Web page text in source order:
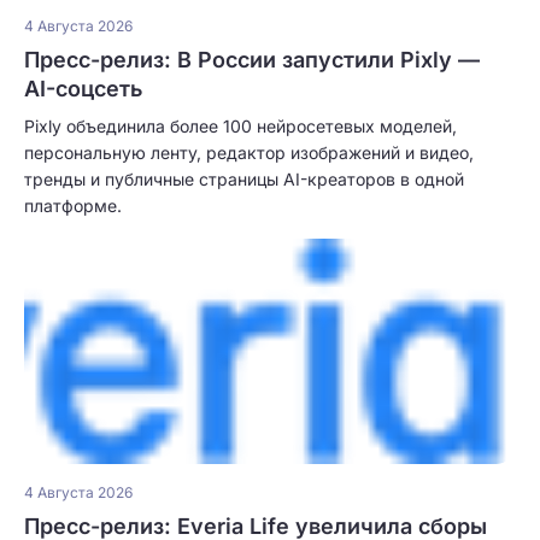
4 Августа 2026
Пресс-релиз: В России запустили Pixly —
AI-соцсеть
Pixly объединила более 100 нейросетевых моделей,
персональную ленту, редактор изображений и видео,
тренды и публичные страницы AI-креаторов в одной
платформе.
4 Августа 2026
Пресс-релиз: Everia Life увеличила сборы